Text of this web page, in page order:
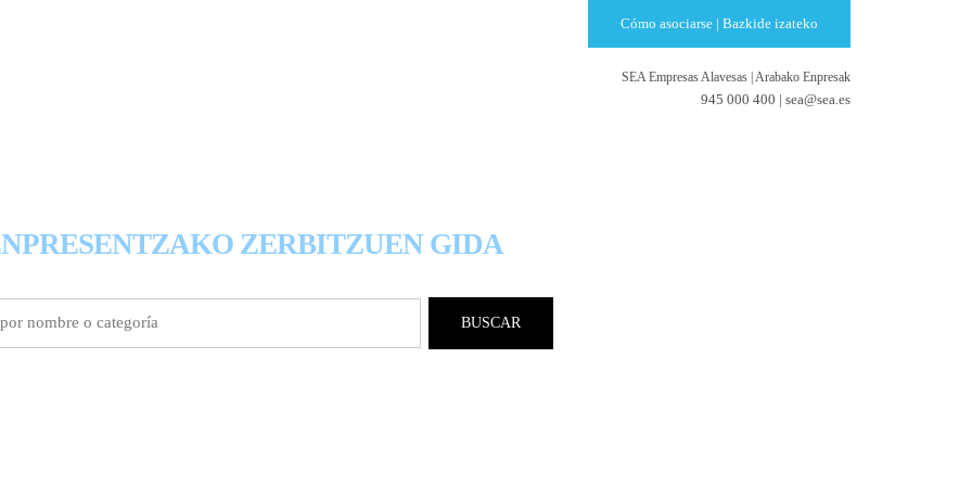
Cómo asociarse | Bazkide izateko
SEA Empresas Alavesas Arabako Enpresak
945 000 400 | sea@sea.es
ZERBITZUEN GIDA